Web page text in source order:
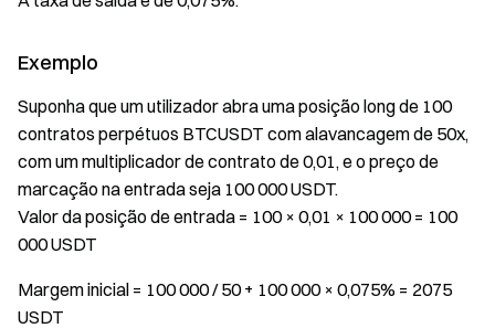
Exemplo
Suponha que um utilizador abra uma posição long de 100
contratos perpétuos BTCUSDT com alavancagem de 50x,
com um multiplicador de contrato de 0,01, e o preço de
marcação na entrada seja 100 000 USDT.
Valor da posição de entrada = 100 × 0,01 × 100 000 = 100
000 USDT
Margem inicial = 100 000 / 50 + 100 000 × 0,075% = 2075
USDT